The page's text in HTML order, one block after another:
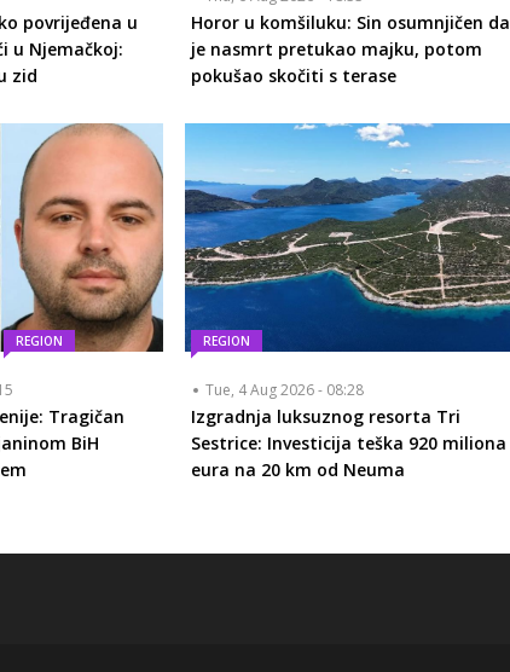
povrijeđena u
u Njemačkoj:
zid
Horor u komšiluku: Sin osumnjičen da
je nasmrt pretukao majku, potom
pokušao skočiti s terase
REGION
Tragičan
BiH
REGION
Tue, 4 Aug 2026 - 08:28
Izgradnja luksuznog resorta Tri
Sestrice: Investicija teška 920 miliona
eura na 20 km od Neuma